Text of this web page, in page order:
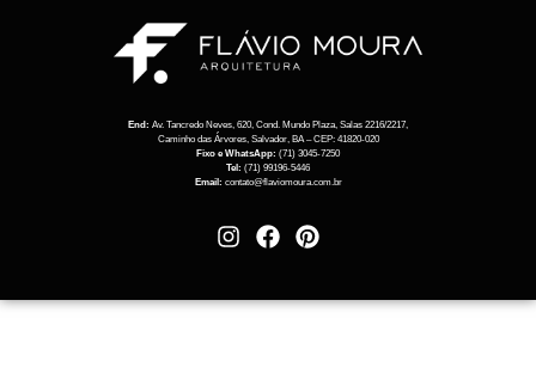
End: Av. Tancredo Neves, 620, Cond. Mundo Plaza, Salas 2216/2217,
Caminho das Árvores, Salvador, BA – CEP: 41820-020
Fixo e WhatsApp: (71) 3045-7250
Tel: (71) 99196-5446
Email: contato@flaviomoura.com.br